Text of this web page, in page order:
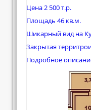
Цена 2 500 т.р.
Площадь 46 кв.м.
Шикарный вид на
Закрытая
Подробное